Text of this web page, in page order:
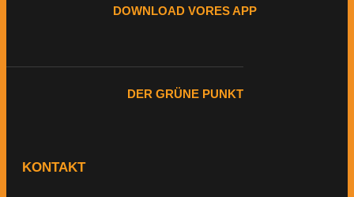
DOWNLOAD VORES APP
DER GRÜNE PUNKT
KONTAKT